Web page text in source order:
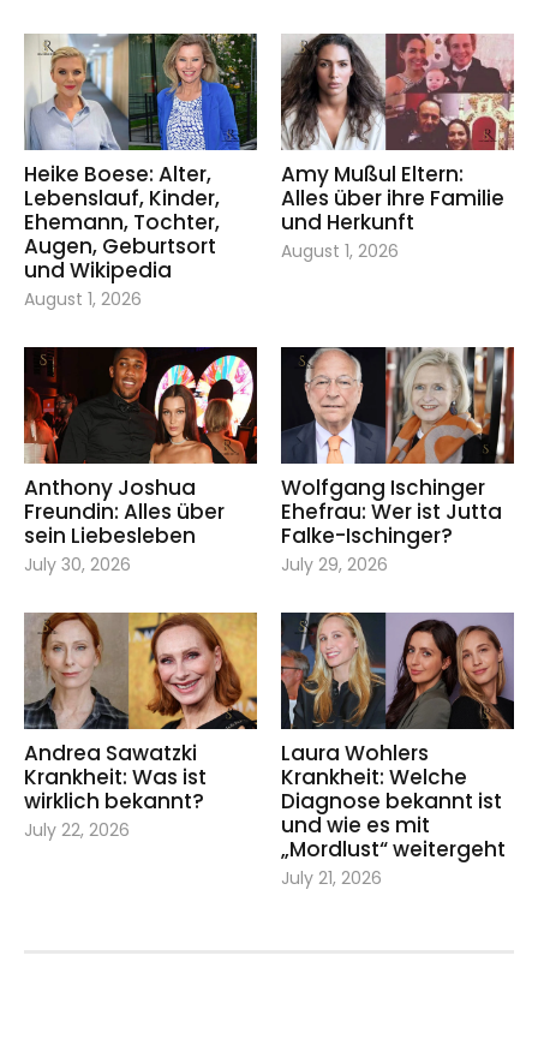
Heike Boese: Alter,
Lebenslauf, Kinder,
Ehemann, Tochter,
Augen, Geburtsort
und Wikipedia
August 1, 2026
Amy Mußul Eltern:
Alles über ihre Familie
und Herkunft
August 1, 2026
Anthony Joshua
Freundin: Alles über
sein Liebesleben
July 30, 2026
Wolfgang Ischinger
Ehefrau: Wer ist Jutta
Falke-Ischinger?
July 29, 2026
Andrea Sawatzki
Krankheit: Was ist
wirklich bekannt?
July 22, 2026
Laura Wohlers
Krankheit: Welche
Diagnose bekannt ist
und wie es mit
„Mordlust“ weitergeht
July 21, 2026